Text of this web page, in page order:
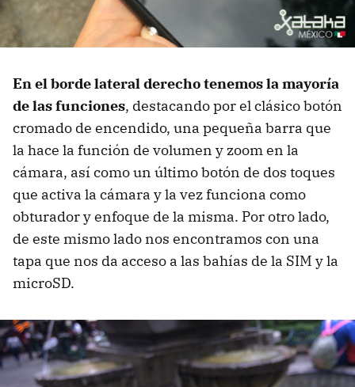
En el borde lateral derecho tenemos la mayoría
de las funciones, destacando por el clásico botón
cromado de encendido, una pequeña barra que
la hace la función de volumen y zoom en la
cámara, así como un último botón de dos toques
que activa la cámara y la vez funciona como
obturador y enfoque de la misma. Por otro lado,
de este mismo lado nos encontramos con una
tapa que nos da acceso a las bahías de la SIM y la
microSD.